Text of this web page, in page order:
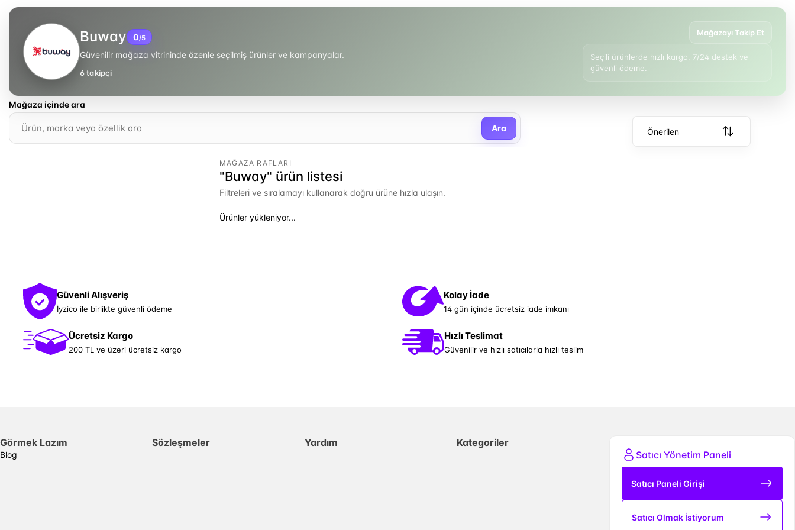
Buway 0/5
Güvenilir mağaza vitrininde özenle seçilmiş ürünler ve kampanyalar.
6takipçi
Mağazayı Takip Et
Seçili ürünlerde hızlı kargo, 7/24 destek ve
güvenli ödeme.
Mağaza içinde ara
Ara Önerilen
MAĞAZA RAFLARI
"Buway" ürün listesi
Filtreleri ve sıralamayı kullanarak doğru ürüne hızla ulaşın.
Ürünler yükleniyor...
Güvenli Alışveriş
İyzico ile birlikte güvenli ödeme
Kolay İade
14 gün içinde ücretsiz iade imkanı
Ücretsiz Kargo
200 TL ve üzeri ücretsiz kargo
Hızlı Teslimat
Güvenilir ve hızlı satıcılarla hızlı teslim
Görmek Lazım
Blog
Sözleşmeler Yardım
Kategoriler
Satıcı Yönetim Paneli
Satıcı Paneli Girişi
Satıcı Olmak İstiyorum